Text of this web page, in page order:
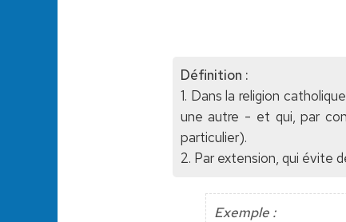
Définition :
1. Dans la religion
une autre - et qui, par
particulier).
2. Par extension, qui évite
Exemple :